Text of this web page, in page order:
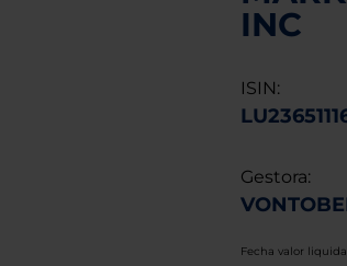
INC
ISIN:
Gestora:
Fecha valor